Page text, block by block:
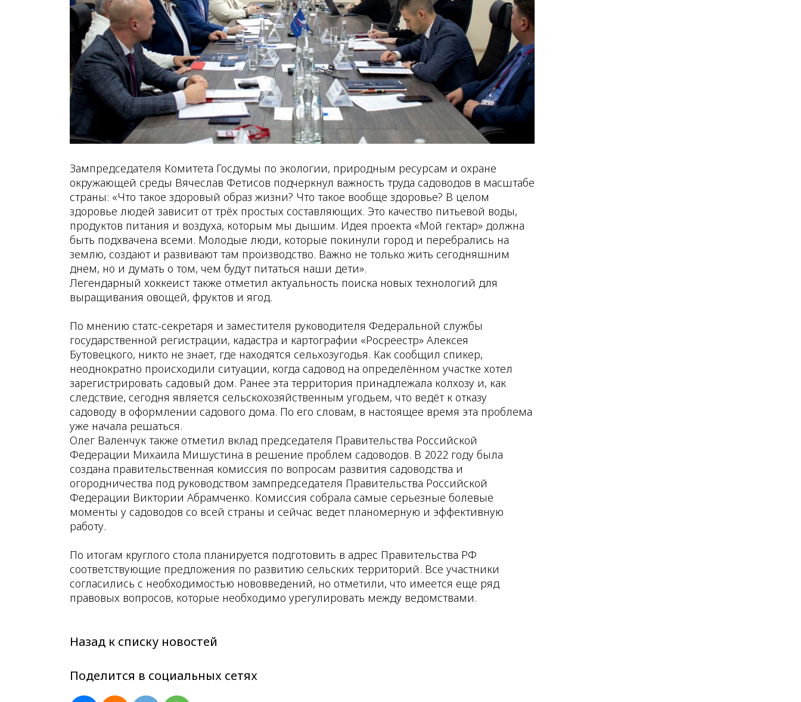
Зампредседателя Комитета Госдумы по экологии, природным ресурсам и охране
окружающей среды Вячеслав Фетисов подчеркнул важность труда садоводов в масштабе
страны: «Что такое здоровый образ жизни? Что такое вообще здоровье? В целом
здоровье людей зависит от трёх простых составляющих. Это качество питьевой воды,
продуктов питания и воздуха, которым мы дышим. Идея проекта «Мой гектар» должна
быть подхвачена всеми. Молодые люди, которые покинули город и перебрались на
землю, создают и развивают там производство. Важно не только жить сегодняшним
днем, но и думать о том, чем будут питаться наши дети».
Легендарный хоккеист также отметил актуальность поиска новых технологий для
выращивания овощей, фруктов и ягод.
По мнению статс-секретаря и заместителя руководителя Федеральной службы
государственной регистрации, кадастра и картографии «Росреестр» Алексея
Бутовецкого, никто не знает, где находятся сельхозугодья. Как сообщил спикер,
неоднократно происходили ситуации, когда садовод на определённом участке хотел
зарегистрировать садовый дом. Ранее эта территория принадлежала колхозу и, как
следствие, сегодня является сельскохозяйственным угодьем, что ведёт к отказу
садоводу в оформлении садового дома. По его словам, в настоящее время эта проблема
уже начала решаться.
Олег Валенчук также отметил вклад председателя Правительства Российской
Федерации Михаила Мишустина в решение проблем садоводов. В 2022 году была
создана правительственная комиссия по вопросам развития садоводства и
огородничества под руководством зампредседателя Правительства Российской
Федерации Виктории Абрамченко. Комиссия собрала самые серьезные болевые
моменты у садоводов со всей страны и сейчас ведет планомерную и эффективную
работу.
По итогам круглого стола планируется подготовить в адрес Правительства РФ
соответствующие предложения по развитию сельских территорий. Все участники
согласились с необходимостью нововведений, но отметили, что имеется еще ряд
правовых вопросов, которые необходимо урегулировать между ведомствами.
Назад к списку новостей
Поделится в социальных сетях